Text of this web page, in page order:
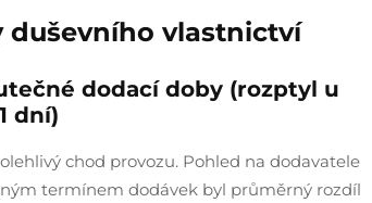
duševního vlastnictví
dodací doby (rozptyl u
dní)
chod provozu. Pohled na dodavatele
termínem dodávek byl průměrný rozdíl